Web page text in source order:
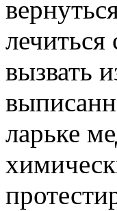
вызвать
ларьке